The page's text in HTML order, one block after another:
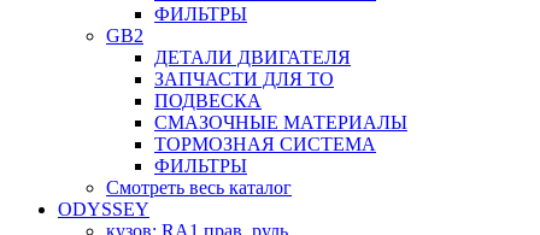
ФИЛЬТРЫ
GB2
ДЕТАЛИ ДВИГАТЕЛЯ
ЗАПЧАСТИ ДЛЯ ТО
ПОДВЕСКА
СМАЗОЧНЫЕ МАТЕРИАЛЫ
ТОРМОЗНАЯ СИСТЕМА
ФИЛЬТРЫ
Смотреть весь каталог
ODYSSEY
кузов: RA1 прав. руль